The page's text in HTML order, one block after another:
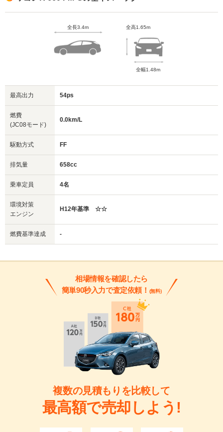
全長3.4m 全高1.65m
全幅1.48m
最高出力 54ps
燃費
(JC08モード)
0.0km/L
駆動方式 FF
排気量 658cc
乗車定員 4名
環境対策
エンジン
H12年基準 ☆☆
燃費基準達成 -
相場情報を確認したら
簡単90秒入力で査定依頼！ (無料)
複数の見積もりを比較して
最高額で売却しよう!